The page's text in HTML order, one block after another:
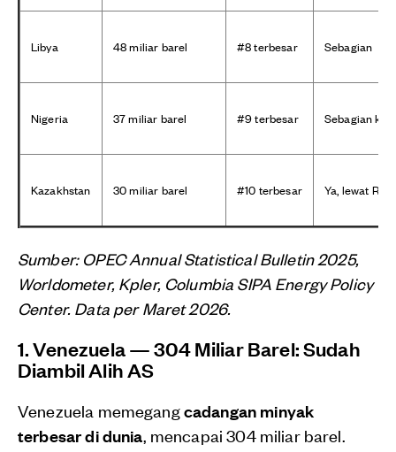
Libya 48 miliar barel #8 terbesar Sebagian
Nigeria 37 miliar barel #9 terbesar Sebagian ke
Kazakhstan 30 miliar barel #10 terbesar Ya, lewat
Sumber: OPEC Annual Statistical Bulletin 2025,
Worldometer, Kpler, Columbia SIPA Energy Policy
Center. Data per Maret 2026.
1. Venezuela — 304 Miliar Barel: Sudah
Diambil Alih AS
Venezuela memegangcadangan minyak
terbesar di dunia, mencapai 304 miliar barel.